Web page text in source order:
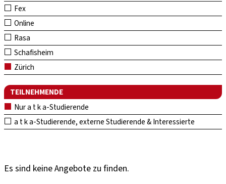
Fex
Online
Rasa
Schafisheim
Zürich
TEILNEHMENDE
Nur a t k a-Studierende
a t k a-Studierende, externe Studierende & Interessierte
Es sind keine Angebote zu finden.